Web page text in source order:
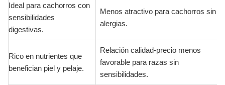
Ideal para cachorros con
sensibilidades
digestivas.
Menos atractivo para cachorros sin
alergias.
Rico en nutrientes que
benefician piel y pelaje.
Relación calidad-precio menos
favorable para razas sin
sensibilidades.